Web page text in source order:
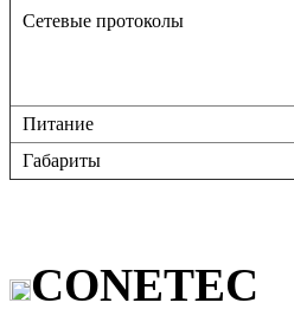
Сетевые протоколы
Питание
Габариты
CONETEC